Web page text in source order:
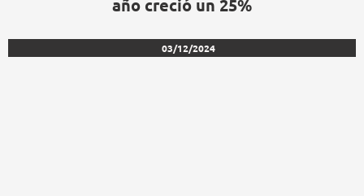
año creció un 25%
03/12/2024